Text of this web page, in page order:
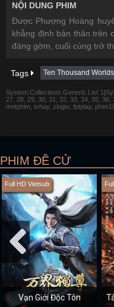
NỘI DUNG PHIM
Được Phượng Hoàng
khẳng định bản thân trên
đáng gờm, cuối cùng trở
Tags Ten Thousand Worlds
27, 28, 29, 30, 31, 32, 33, 34, 35,
motphim, tvhay, zingtv, fptplay,
PHIM ĐỀ CỬ
Full HD Vietsub
Vạn Giới Độc Tôn